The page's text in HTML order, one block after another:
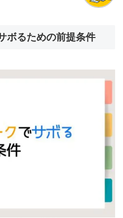
ボるための前提条件